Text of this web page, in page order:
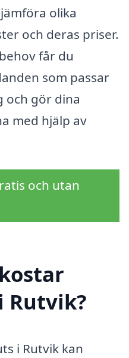
olika
och deras priser.
får du
som passar
och gör dina
med hjälp av
och utan
Rutvik?
i Rutvik kan